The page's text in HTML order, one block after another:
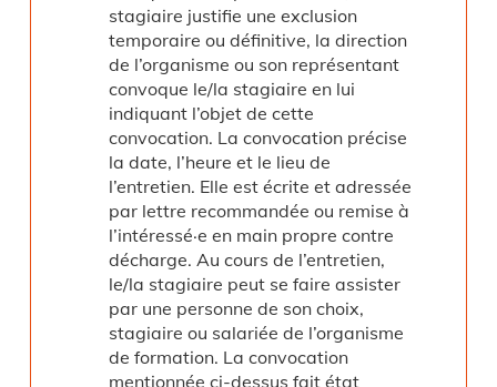
stagiaire justifie une exclusion
temporaire ou définitive, la direction
de l’organisme ou son représentant
convoque le/la stagiaire en lui
indiquant l’objet de cette
convocation. La convocation précise
la date, l’heure et le lieu de
l’entretien. Elle est écrite et adressée
par lettre recommandée ou remise à
l’intéressé·e en main propre contre
décharge. Au cours de l’entretien,
le/la stagiaire peut se faire assister
par une personne de son choix,
stagiaire ou salariée de l’organisme
de formation. La convocation
mentionnée ci-dessus fait état